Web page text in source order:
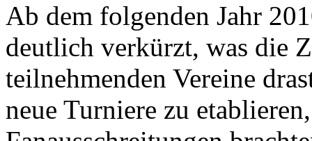
Ab dem folgenden Jahr
deutlich verkürzt, was die
teilnehmenden Vereine
neue Turniere zu